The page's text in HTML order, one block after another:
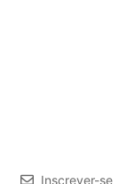
Inscrever-se